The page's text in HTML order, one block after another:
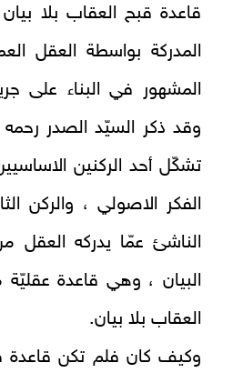
قاعدة قبح العقاب بلا
المدركة بواسطة العقل
المشهور في البناء على
وقد ذكر السيّد الصدر رحمه
تشكّل أحد الركنين
الفكر الاصولي ، والركن
الناشئ عمّا يدركه
البيان ، وهي قاعدة
العقاب بلا بيان.
وكيف كان فلم تكن قاعدة